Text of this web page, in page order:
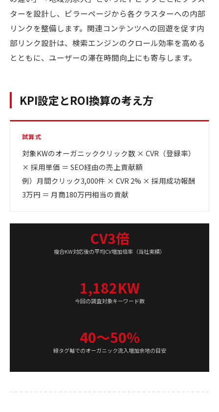
ターを設計し、ピラーページから各クラスターへの内部
リンクを整備します。関連コンテンツへの回遊を促す内
部リンク設計は、検索エンジンのクロール効率を高める
とともに、ユーザーの滞在時間向上にも寄与します。
KPI設定とROI換算の考え方
試算式
対象KWのオーガニッククリック数 × CVR（登録率）
× 採用単価 ＝ SEO経由の売上貢献額
例）月間クリック3,000件 × CVR 2% × 採用成功報酬
3万円 ＝ 月商180万円相当の貢献
CV3倍
複合KW対応後の平均CV増加倍率（当社実績）
1,182KW
今回の調査対象キーワード数
40〜50%
緑タグ軸でのオーガニック流入増加余地の目安